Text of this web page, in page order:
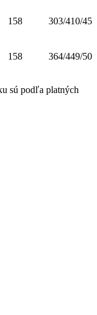
158 303/410/
158 364/449/
sú podľa platných